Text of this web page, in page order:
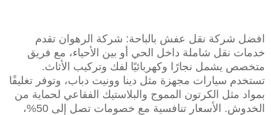
افضل شركة نقل عفش بالباحة: شركة الرهوان تقدم
خدمات نقل شاملة داخل الحي أو بين الأحياء، مع فريق
متخصص يشمل نجارًا وكهربائيًا لفك وتركيب الأثاث.
تستخدم سيارات مجهزة مثل دينا وونيت دباب، وتوفر تغليفًا
بمواد مثل الكرتون المموج والبلاستيك الفقاعي لحماية من
الخدوش. الأسعار تنافسية مع خصومات تصل إلى 50%،